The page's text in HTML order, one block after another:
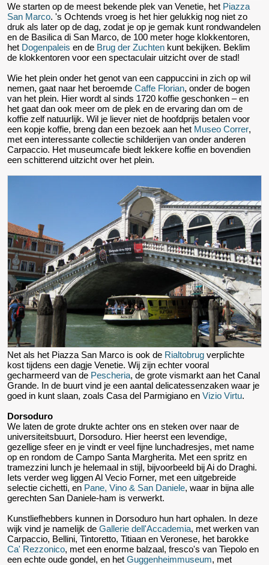
We starten op de meest bekende plek van Venetie, het Piazza
San Marco. 's Ochtends vroeg is het hier gelukkig nog niet zo
druk als later op de dag, zodat je op je gemak kunt rondwandelen
en de Basilica di San Marco, de 100 meter hoge klokkentoren,
het Dogenpaleis en de Brug der Zuchten kunt bekijken. Beklim
de klokkentoren voor een spectaculair uitzicht over de stad!
Wie het plein onder het genot van een cappuccini in zich op wil
nemen, gaat naar het beroemde Caffe Florian, onder de bogen
van het plein. Hier wordt al sinds 1720 koffie geschonken – en
het gaat dan ook meer om de plek en de ervaring dan om de
koffie zelf natuurlijk. Wil je liever niet de hoofdprijs betalen voor
een kopje koffie, breng dan een bezoek aan het Museo Correr,
met een interessante collectie schilderijen van onder anderen
Carpaccio. Het museumcafe biedt lekkere koffie en bovendien
een schitterend uitzicht over het plein.
Net als het Piazza San Marco is ook de Rialtobrug verplichte
kost tijdens een dagje Venetie. Wij zijn echter vooral
gecharmeerd van de Pescheria, de grote vismarkt aan het Canal
Grande. In de buurt vind je een aantal delicatessenzaken waar je
goed in kunt slaan, zoals Casa del Parmigiano en Vizio Virtu.
Dorsoduro
We laten de grote drukte achter ons en steken over naar de
universiteitsbuurt, Dorsoduro. Hier heerst een levendige,
gezellige sfeer en je vindt er veel fijne lunchadresjes, met name
op en rondom de Campo Santa Margherita. Met een spritz en
tramezzini lunch je helemaal in stijl, bijvoorbeeld bij Ai do Draghi.
Iets verder weg liggen Al Vecio Forner, met een uitgebreide
selectie cichetti, en Pane, Vino & San Daniele, waar in bijna alle
gerechten San Daniele-ham is verwerkt.
Kunstliefhebbers kunnen in Dorsoduro hun hart ophalen. In deze
wijk vind je namelijk de Gallerie dell'Accademia, met werken van
Carpaccio, Bellini, Tintoretto, Titiaan en Veronese, het barokke
Ca' Rezzonico, met een enorme balzaal, fresco's van Tiepolo en
een echte oude gondel, en het Guggenheimmuseum, met